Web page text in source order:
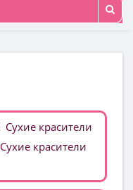
Сухие красители